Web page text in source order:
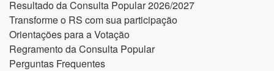
Resultado da Consulta Popular 2026/2027
Transforme o RS com sua participação
Orientações para a Votação
Regramento da Consulta Popular
Perguntas Frequentes